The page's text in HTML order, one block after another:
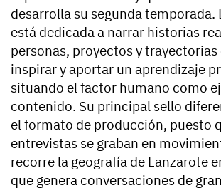
desarrolla su segunda temporada.
está dedicada a narrar historias
personas, proyectos y trayectorias
inspirar y aportar un aprendizaje
situando el factor humano como
contenido. Su principal sello
el formato de producción, puesto
entrevistas se graban en
recorre la geografía de Lanzarote
que genera conversaciones de